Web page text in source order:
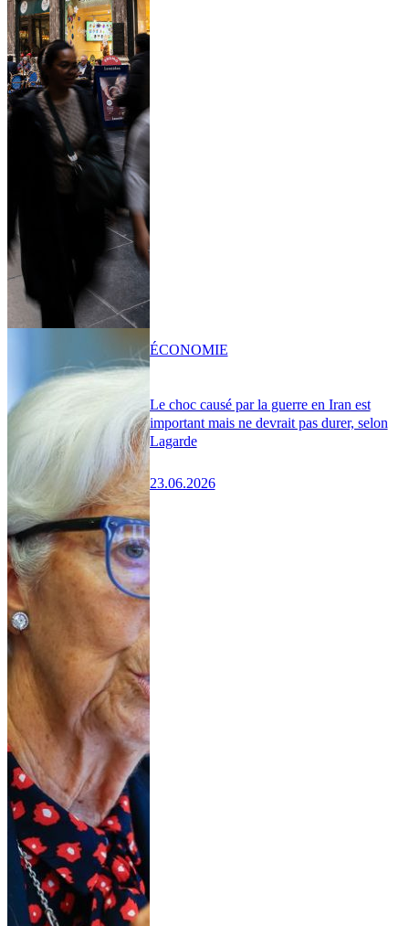
Le choc causé par la guerre en Iran est
important mais ne devrait pas durer, selon
Lagarde
23.06.2026
ÉCONOMIE